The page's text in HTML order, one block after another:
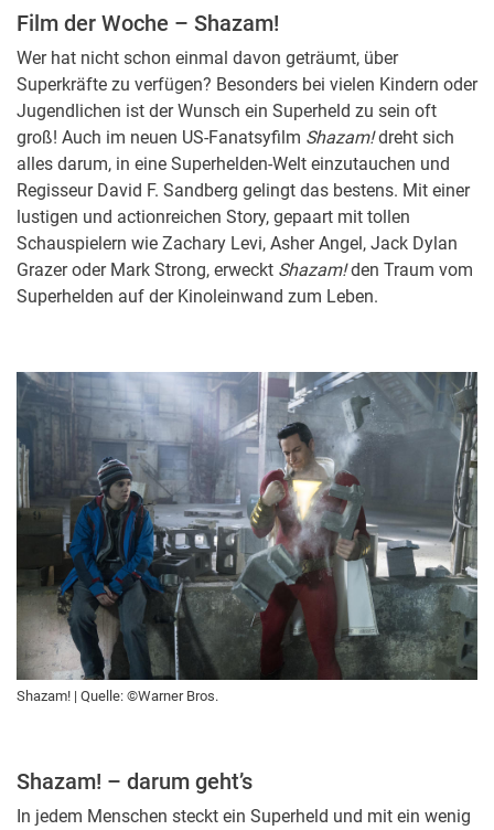
Film der Woche – Shazam!
Wer hat nicht schon einmal davon geträumt, über
Superkräfte zu verfügen? Besonders bei vielen Kindern oder
Jugendlichen ist der Wunsch ein Superheld zu sein oft
groß! Auch im neuen US-Fanatsyfilm Shazam!dreht sich
alles darum, in eine Superhelden-Welt einzutauchen und
Regisseur David F. Sandberg gelingt das bestens. Mit einer
lustigen und actionreichen Story, gepaart mit tollen
Schauspielern wie Zachary Levi, Asher Angel, Jack Dylan
Grazer oder Mark Strong, erweckt Shazam!den Traum vom
Superhelden auf der Kinoleinwand zum Leben.
Shazam! | Quelle: ©Warner Bros.
Shazam! – darum geht’s
In jedem Menschen steckt ein Superheld und mit ein wenig